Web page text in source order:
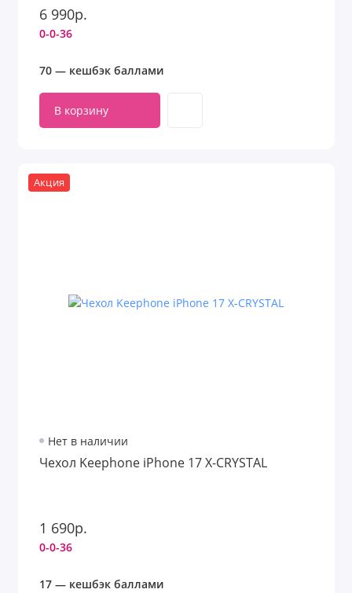
6 990р.
0-0-36
70 — кешбэк баллами
В корзину
Акция
Нет в наличии
Чехол Keephone iPhone 17 X-CRYSTAL
1 690р.
0-0-36
17 — кешбэк баллами